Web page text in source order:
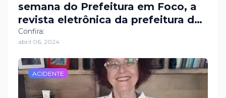
semana do Prefeitura em Foco, a
revista eletrônica da prefeitura de
Apodi.
Confira:
abril 06, 2024
ACIDENTE